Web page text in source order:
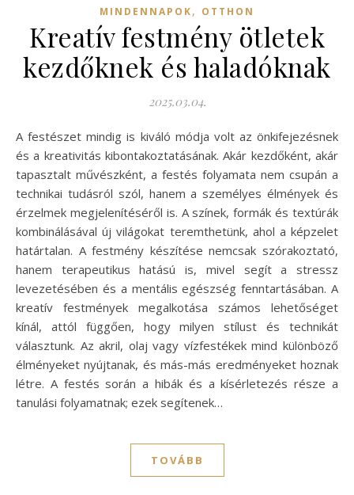
MINDENNAPOK, OTTHON
Kreatív festmény ötletek
kezdőknek és haladóknak
2025.03.04.
A festészet mindig is kiváló módja volt az önkifejezésnek
és a kreativitás kibontakoztatásának. Akár kezdőként, akár
tapasztalt művészként, a festés folyamata nem csupán a
technikai tudásról szól, hanem a személyes élmények és
érzelmek megjelenítéséről is. A színek, formák és textúrák
kombinálásával új világokat teremthetünk, ahol a képzelet
határtalan. A festmény készítése nemcsak szórakoztató,
hanem terapeutikus hatású is, mivel segít a stressz
levezetésében és a mentális egészség fenntartásában. A
kreatív festmények megalkotása számos lehetőséget
kínál, attól függően, hogy milyen stílust és technikát
választunk. Az akril, olaj vagy vízfestékek mind különböző
élményeket nyújtanak, és más-más eredményeket hoznak
létre. A festés során a hibák és a kísérletezés része a
tanulási folyamatnak; ezek segítenek…
TOVÁBB